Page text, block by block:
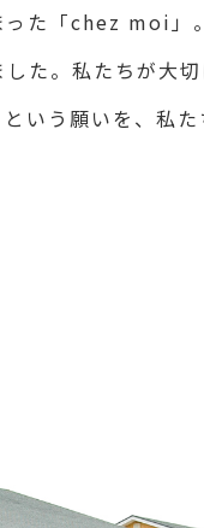
た「chez moi」
た。私たちが大
いう願いを、私た